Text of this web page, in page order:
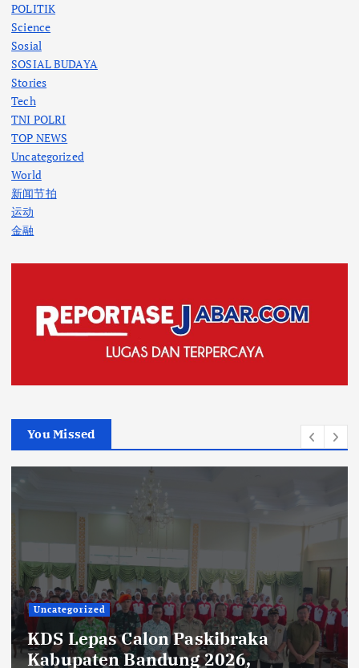
POLITIK
Science
Sosial
SOSIAL BUDAYA
Stories
Tech
TNI POLRI
TOP NEWS
Uncategorized
World
新闻节拍
运动
金融
You Missed
Uncategorized
Rehabilitasi Ruang Kelas SMPN 2
Cilengkrang: CV Cipta Purnama